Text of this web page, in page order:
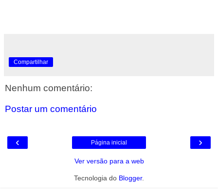
Compartilhar
Nenhum comentário:
Postar um comentário
‹ ›
Página inicial
Ver versão para a web
Tecnologia do Blogger.